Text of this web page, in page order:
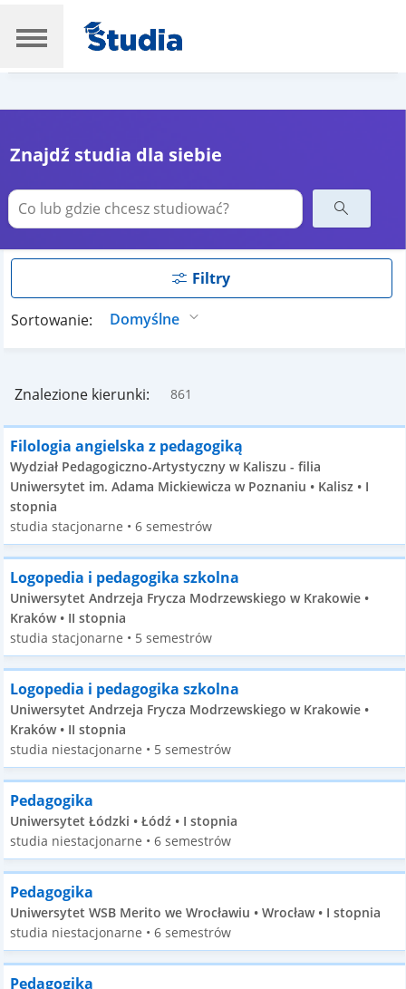
Znajdź studia dla siebie
Filtry
Sortowanie:
Znalezione kierunki: 861
Filologia angielska z pedagogiką
Wydział Pedagogiczno-Artystyczny w Kaliszu - filia
Uniwersytet im. Adama Mickiewicza w Poznaniu • Kalisz • I
stopnia
studia stacjonarne • 6 semestrów
Logopedia i pedagogika szkolna
Uniwersytet Andrzeja Frycza Modrzewskiego w Krakowie •
Kraków • II stopnia
studia stacjonarne • 5 semestrów
Logopedia i pedagogika szkolna
Uniwersytet Andrzeja Frycza Modrzewskiego w Krakowie •
Kraków • II stopnia
studia niestacjonarne • 5 semestrów
Pedagogika
Uniwersytet Łódzki • Łódź • I stopnia
studia niestacjonarne • 6 semestrów
Pedagogika
Uniwersytet WSB Merito we Wrocławiu • Wrocław • I stopnia
studia niestacjonarne • 6 semestrów
Pedagogika